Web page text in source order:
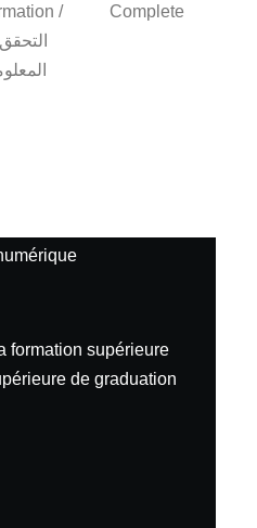
/
Complete
formation supérieure
de graduation